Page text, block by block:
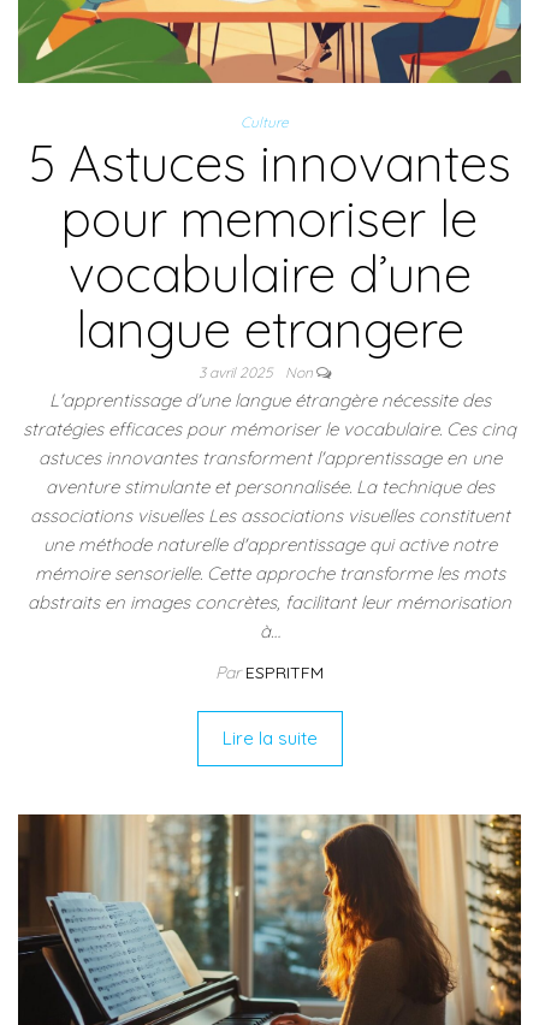
Culture
5 Astuces innovantes
pour memoriser le
vocabulaire d’une
langue etrangere
3 avril 2025 Non
L'apprentissage d'une langue étrangère nécessite des
stratégies efficaces pour mémoriser le vocabulaire. Ces cinq
astuces innovantes transforment l'apprentissage en une
aventure stimulante et personnalisée. La technique des
associations visuelles Les associations visuelles constituent
une méthode naturelle d'apprentissage qui active notre
mémoire sensorielle. Cette approche transforme les mots
abstraits en images concrètes, facilitant leur mémorisation
à…
ParESPRITFM
Lire la suite